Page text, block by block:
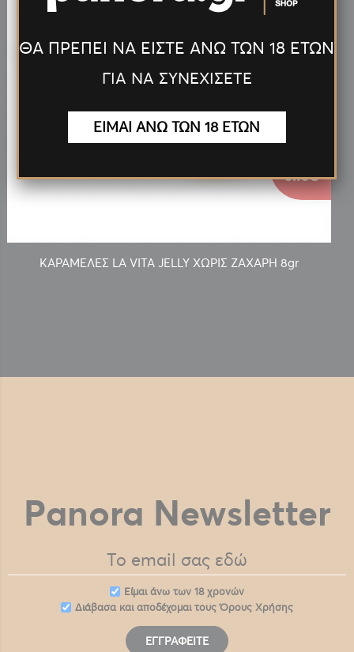
ΚΑΡΑΜΕΛΕΣ LA VITA JELLY ΧΩΡΙΣ ΖΑΧΑΡΗ 8gr
0.10€
Panora Newsletter
Eίμαι άνω των 18 χρονών
Διάβασα και αποδέχομαι τουςΌρους Χρήσης
ΕΓΓΡΑΦΕΊΤΕ
ΘΑ ΠΡΕΠΕΙ ΝΑ ΕΙΣΤΕ ΑΝΩ ΤΩΝ 18 ΕΤΩΝ
ΓΙΑ ΝΑ ΣΥΝΕΧΙΣΕΤΕ
ΕΙΜΑΙ ΑΝΩ ΤΩΝ 18 ΕΤΩΝ